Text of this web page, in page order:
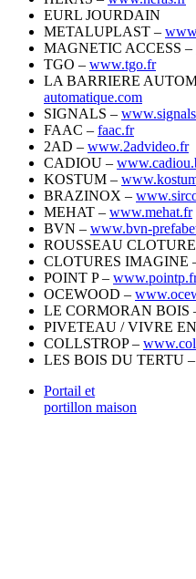
EURL JOURDAIN
METALUPLAST –
MAGNETIC ACCESS –
TGO – www.tgo.fr
LA BARRIERE
automatique.com
SIGNALS –
FAAC – faac.fr
2AD – www.2advideo.fr
CADIOU –
KOSTUM –
BRAZINOX –
MEHAT – www.mehat.fr
BVN – www.bvn-
ROUSSEAU
CLOTURES IMAGINE
POINT P –
OCEWOOD –
LE CORMORAN BOIS
PIVETEAU / VIVRE
COLLSTROP –
LES BOIS DU TERTU –
Portail et
portillon maison